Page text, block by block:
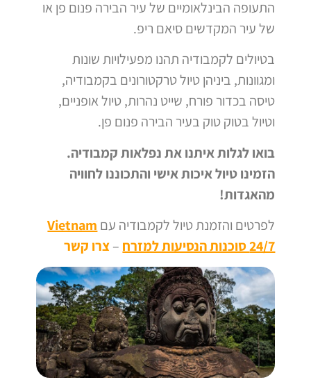
התעופה הבינלאומיים של עיר הבירה פנום פן או
של עיר המקדשים סיאם ריפ.
בטיולים לקמבודיה תהנו מפעילויות שונות
ומגוונות, ביניהן טיול טרקטורונים בקמבודיה,
טיסה בכדור פורח, שייט נהרות, טיול אופניים,
וטיול בטוק טוק בעיר הבירה פנום פן.
בואו לגלות איתנו את נפלאות קמבודיה.
הזמינו טיול איכות אישי והתכוננו לחוויה
מהאגדות!
לפרטים והזמנת טיול לקמבודיה עם Vietnam
24/7 סוכנות הנסיעות למזרח
–צרו קשר